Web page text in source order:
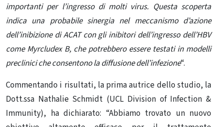
importanti per l’ingresso di molti virus. Questa scoperta
indica una probabile sinergia nel meccanismo d’azione
dell’inibizione di ACAT con gli inibitori dell’ingresso dell’HBV
come Myrcludex B, che potrebbero essere testati in modelli
preclinici che consentono la diffusione dell’infezione“.
Commentando i risultati, la prima autrice dello studio, la
Dott.ssa Nathalie Schmidt (UCL Division of Infection &
Immunity), ha dichiarato: “Abbiamo trovato un nuovo